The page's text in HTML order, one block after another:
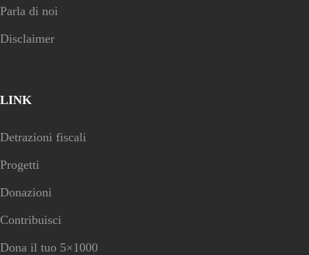
Parla di noi
Disclaimer
LINK
Detrazioni fiscali
Progetti
Donazioni
Contribuisci
Dona il tuo 5×1000